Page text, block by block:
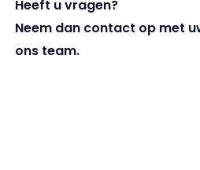
Heeft u vragen?
Neem dan contact op met
ons team.